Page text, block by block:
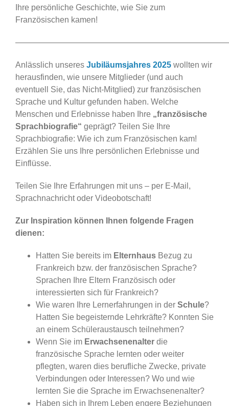
Ihre persönliche Geschichte, wie Sie zum
Französischen kamen!
Anlässlich unseres Jubiläumsjahres 2025 wollten wir
herausfinden, wie unsere Mitglieder (und auch
eventuell Sie, das Nicht-Mitglied) zur französischen
Sprache und Kultur gefunden haben. Welche
Menschen und Erlebnisse haben Ihre „französische
Sprachbiografie“ geprägt? Teilen Sie Ihre
Sprachbiografie: Wie ich zum Französischen kam!
Erzählen Sie uns Ihre persönlichen Erlebnisse und
Einflüsse.
Teilen Sie Ihre Erfahrungen mit uns – per E-Mail,
Sprachnachricht oder Videobotschaft!
Zur Inspiration können Ihnen folgende Fragen
dienen:
Hatten Sie bereits im ElternhausBezug zu
Frankreich bzw. der französischen Sprache?
Sprachen Ihre Eltern Französisch oder
interessierten sich für Frankreich?
Wie waren Ihre Lernerfahrungen in der Schule?
Hatten Sie begeisternde Lehrkräfte? Konnten Sie
an einem Schüleraustausch teilnehmen?
Wenn Sie im Erwachsenenalterdie
französische Sprache lernten oder weiter
pflegten, waren dies berufliche Zwecke, private
Verbindungen oder Interessen? Wo und wie
lernten Sie die Sprache im Erwachsenenalter?
Haben sich in Ihrem Leben engere Beziehungen